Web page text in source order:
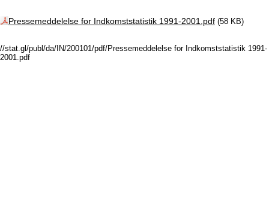
Pressemeddelelse for Indkomststatistik 1991-2001.pdf(58 KB)
//stat.gl/publ/da/IN/200101/pdf/Pressemeddelelse for Indkomststatistik 1991-
2001.pdf